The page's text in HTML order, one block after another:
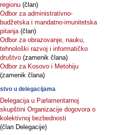
regionu (član)
Odbor za administrativno-
budžetska i mandatno-imunitetska
pitanja (član)
Odbor za obrazovanje, nauku,
tehnološki razvoj i informatičko
društvo (zamenik člana)
Odbor za Kosovo i Metohiju
(zamenik člana)
u delegacijama
Delegacija u Parlamentarnoj
skupštini Organizacije dogovora o
kolektivnoj bezbednosti
(član Delegacije)